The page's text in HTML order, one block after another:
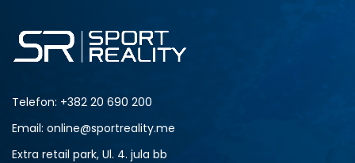
Telefon: +382 20 690 200
Email: online@sportreality.me
Extra retail park, Ul. 4. jula bb